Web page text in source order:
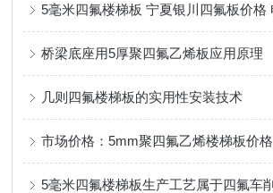
5毫米四氟楼梯板 宁夏银川四氟板价格
桥梁底座用5厚聚四氟乙烯板应用原理
几则四氟楼梯板的实用性安装技术
市场价格：5mm聚四氟乙烯楼梯板价
5毫米四氟楼梯板生产工艺属于四氟车